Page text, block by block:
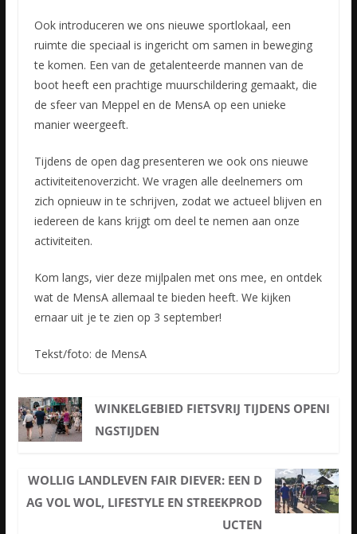
Ook introduceren we ons nieuwe sportlokaal, een
ruimte die speciaal is ingericht om samen in beweging
te komen. Een van de getalenteerde mannen van de
boot heeft een prachtige muurschildering gemaakt, die
de sfeer van Meppel en de MensA op een unieke
manier weergeeft.
Tijdens de open dag presenteren we ook ons nieuwe
activiteitenoverzicht. We vragen alle deelnemers om
zich opnieuw in te schrijven, zodat we actueel blijven en
iedereen de kans krijgt om deel te nemen aan onze
activiteiten.
Kom langs, vier deze mijlpalen met ons mee, en ontdek
wat de MensA allemaal te bieden heeft. We kijken
ernaar uit je te zien op 3 september!
Tekst/foto: de MensA
WINKELGEBIED FIETSVRIJ TIJDENS OPENI
NGSTIJDEN
WOLLIG LANDLEVEN FAIR DIEVER: EEN D
AG VOL WOL, LIFESTYLE EN STREEKPROD
UCTEN